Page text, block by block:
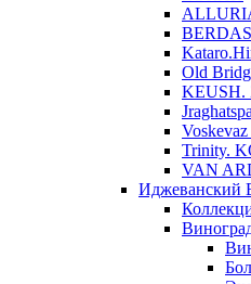
Old
KEUSH.
Trinity.
VAN
Иджеванский